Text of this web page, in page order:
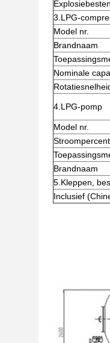
3.LPG-
Model nr.
Brandnaam
Nominale
4.LPG-pomp
Model nr.
Brandnaam
5.Kleppen,
Inclusief